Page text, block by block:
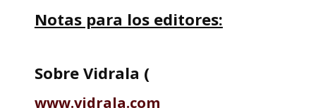
Notas para los editores:
Sobre Vidrala (
www.vidrala.com